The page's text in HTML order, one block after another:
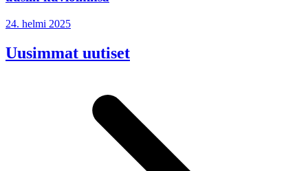
24. helmi 2025
Uusimmat uutiset